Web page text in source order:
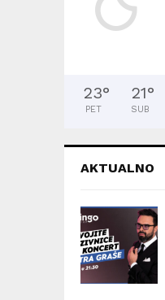
23°
PET
21°
SUB
AKTUALNO